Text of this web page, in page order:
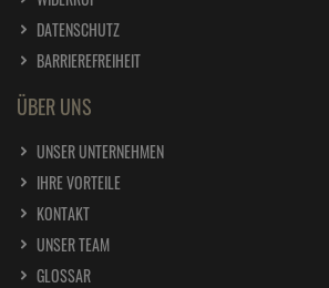
DATENSCHUTZ
BARRIEREFREIHEIT
ÜBER UNS
UNSER UNTERNEHMEN
IHRE VORTEILE
KONTAKT
UNSER TEAM
GLOSSAR